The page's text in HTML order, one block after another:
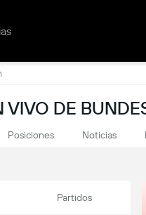
VIVO DE
Posiciones Noticias
Partidos